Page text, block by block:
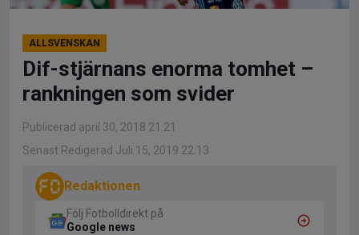
ALLSVENSKAN
Dif-stjärnans enorma tomhet –
rankningen som svider
Publicerad april 30, 2018 21:21
Senast Redigerad Juli 15, 2019 22:13
Redaktionen
Följ Fotbolldirekt på
Google news